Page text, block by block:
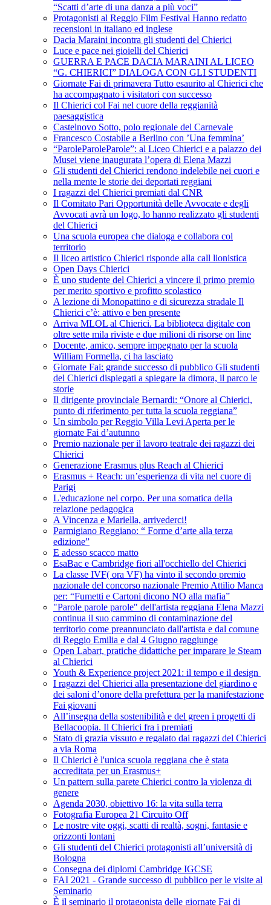
“Scatti d’arte di una danza a più voci”
Protagonisti al Reggio Film Festival Hanno redatto
recensioni in italiano ed inglese
Dacia Maraini incontra gli studenti del Chierici
Luce e pace nei gioielli del Chierici
GUERRA E PACE DACIA MARAINI AL LICEO
“G. CHIERICI” DIALOGA CON GLI STUDENTI
Giornate Fai di primavera Tutto esaurito al Chierici che
ha accompagnato i visitatori con successo
Il Chierici col Fai nel cuore della reggianità
paesaggistica
Castelnovo Sotto, polo regionale del Carnevale
Francesco Costabile a Berlino con ’Una femmina’
“ParoleParoleParole”: al Liceo Chierici e a palazzo dei
Musei viene inaugurata l’opera di Elena Mazzi
Gli studenti del Chierici rendono indelebile nei cuori e
nella mente le storie dei deportati reggiani
I ragazzi del Chierici premiati dal CNR
Il Comitato Pari Opportunità delle Avvocate e degli
Avvocati avrà un logo, lo hanno realizzato gli studenti
del Chierici
Una scuola europea che dialoga e collabora col
territorio
Il liceo artistico Chierici risponde alla call lionistica
Open Days Chierici
È uno studente del Chierici a vincere il primo premio
per merito sportivo e profitto scolastico
A lezione di Monopattino e di sicurezza stradale Il
Chierici c’è: attivo e ben presente
Arriva MLOL al Chierici. La biblioteca digitale con
oltre sette mila riviste e due milioni di risorse on line
Docente, amico, sempre impegnato per la scuola
William Formella, ci ha lasciato
Giornate Fai: grande successo di pubblico Gli studenti
del Chierici dispiegati a spiegare la dimora, il parco le
storie
Il dirigente provinciale Bernardi: “Onore al Chierici,
punto di riferimento per tutta la scuola reggiana”
Un simbolo per Reggio Villa Levi Aperta per le
giornate Fai d’autunno
Premio nazionale per il lavoro teatrale dei ragazzi dei
Chierici
Generazione Erasmus plus Reach al Chierici
Erasmus + Reach: un’esperienza di vita nel cuore di
Parigi
L'educazione nel corpo. Per una somatica della
relazione pedagogica
A Vincenza e Mariella, arrivederci!
Parmigiano Reggiano: “ Forme d’arte alla terza
edizione”
E adesso scacco matto
EsaBac e Cambridge fiori all'occhiello del Chierici
La classe IVF( ora VF) ha vinto il secondo premio
nazionale del concorso nazionale Premio Attilio Manca
per: “Fumetti e Cartoni dicono NO alla mafia”
"Parole parole parole" dell'artista reggiana Elena Mazzi
continua il suo cammino di contaminazione del
territorio come preannunciato dall'artista e dal comune
di Reggio Emilia e dal 4 Giugno raggiunge
Open Labart, pratiche didattiche per imparare le Steam
al Chierici
Youth & Experience project 2021: il tempo e il design
I ragazzi del Chierici alla presentazione del giardino e
dei saloni d’onore della prefettura per la manifestazione
Fai giovani
All’insegna della sostenibilità e del green i progetti di
Bellacoopia. Il Chierici fra i premiati
Stato di grazia vissuto e regalato dai ragazzi del Chierici
a via Roma
Il Chierici è l'unica scuola reggiana che è stata
accreditata per un Erasmus+
Un pattern sulla parete Chierici contro la violenza di
genere
Agenda 2030, obiettivo 16: la vita sulla terra
Fotografia Europea 21 Circuito Off
Le nostre vite oggi, scatti di realtà, sogni, fantasie e
orizzonti lontani
Gli studenti del Chierici protagonisti all’università di
Bologna
Consegna dei diplomi Cambridge IGCSE
FAI 2021 - Grande successo di pubblico per le visite al
Seminario
È il seminario il protagonista delle giornate Fai di